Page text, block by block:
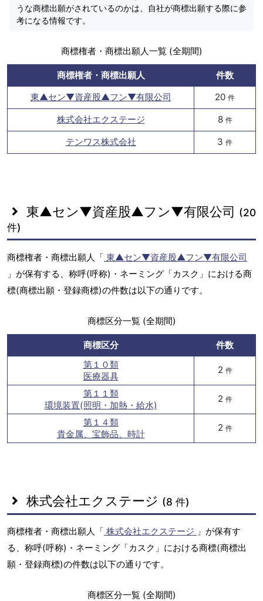
うな商標出願がされているのかは、自社が商標出願する際に参
考になる情報です。
商標権者・商標出願人一覧 (全期間)
商標権者・商標出願人
件数
東▲セン▼資産股▲フン▼有限公司
20 件
株式会社エクステージ 8 件
テンワス株式会社 3 件
東▲セン▼資産股▲フン▼有限公司 (20
件)
商標権者・商標出願人「 東▲セン▼資産股▲フン▼有限公司
」が保有する、称呼(呼称)・ネーミング「カスク」における商
標(商標出願・登録商標)の件数は以下の通りです。
商標区分一覧 (全期間)
商標区分
件数
第１０類
医療器具
2 件
第１１類
環境装置(照明・加熱・給水)
2 件
第１４類
貴金属、宝飾品、時計
2 件
株式会社エクステージ (8 件)
商標権者・商標出願人「 株式会社エクステージ 」が保有す
る、称呼(呼称)・ネーミング「カスク」における商標(商標出
願・登録商標)の件数は以下の通りです。
商標区分一覧 (全期間)